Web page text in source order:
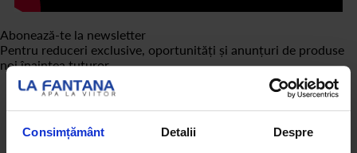
Consimțământ Detalii Despre
Abonează-te la newsletter
Pentru reduceri exclusive, oportunități și anunțuri de produse
noi înaintea tuturor.